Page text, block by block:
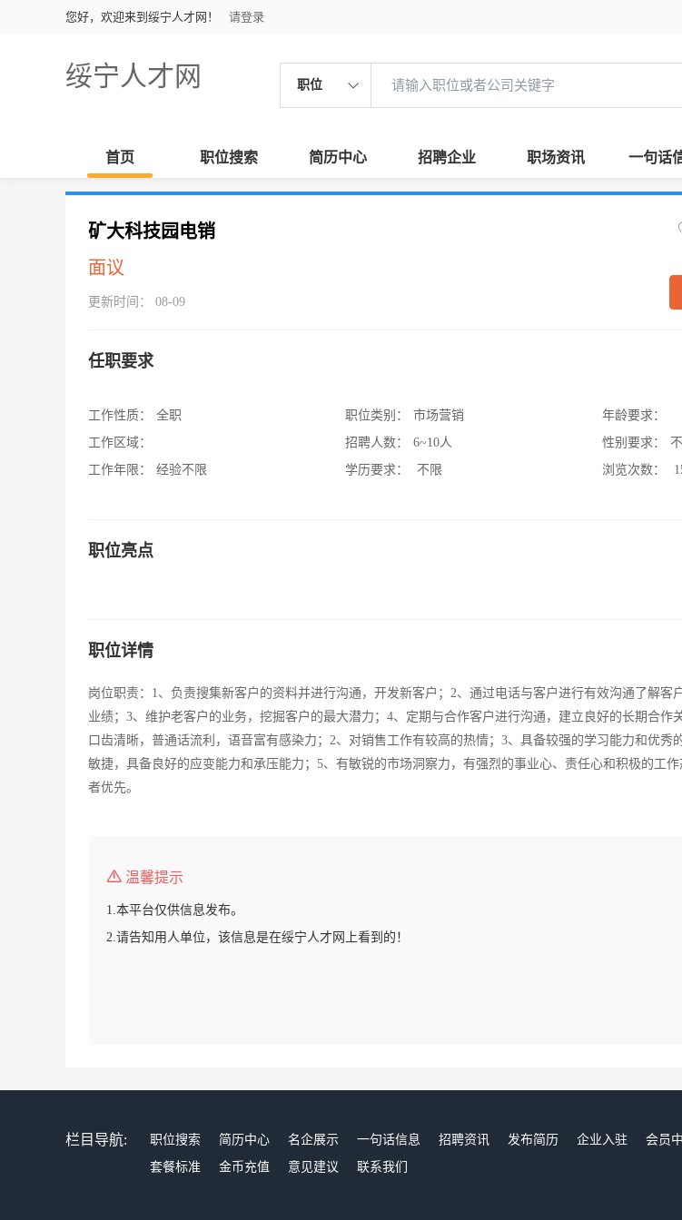
您好，欢迎来到绥宁人才网！ 请登录
绥宁人才网 职位
首页 职位搜索 简历中心 招聘企业 职场资讯 一句话
矿大科技园电销
面议
更新时间： 08-09
任职要求
工作性质：
全职
工作区域：
工作年限：
经验不限
职位类别：
市场营销
招聘人数：
6~10人
学历要求：
不限
年龄要求：
性别要求：
浏览次数：
职位亮点
职位详情
岗位职责：1、负责搜集新客户的资料并进行沟通，开发新客户；2、通过电话与客户进行有效沟通了解客
业绩；3、维护老客户的业务，挖掘客户的最大潜力；4、定期与合作客户进行沟通，建立良好的长期合作
口齿清晰，普通话流利，语音富有感染力；2、对销售工作有较高的热情；3、具备较强的学习能力和优秀
敏捷，具备良好的应变能力和承压能力；5、有敏锐的市场洞察力，有强烈的事业心、责任心和积极的工
者优先。
温馨提示
1.本平台仅供信息发布。
2.请告知用人单位，该信息是在绥宁人才网上看到的！
栏目导航: 职位搜索 简历中心 名企展示 一句话信息 招聘资讯 发布简历 企业入驻 会员
套餐标准
金币充值 意见建议 联系我们